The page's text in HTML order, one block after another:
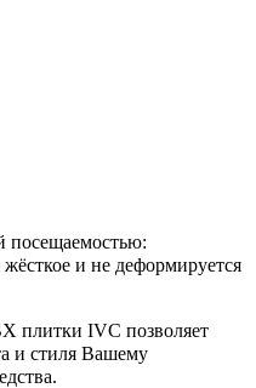
посещаемостью:
жёсткое и не деформируется
плитки IVC позволяет
и стиля Вашему